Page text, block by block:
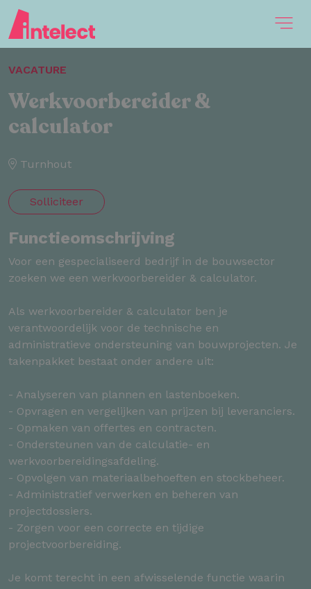
VACATURE
Werkvoorbereider &
calculator
Turnhout
Solliciteer
Functieomschrijving
Voor een gespecialiseerd bedrijf in de bouwsector
zoeken we een werkvoorbereider & calculator.
Als werkvoorbereider & calculator ben je
verantwoordelijk voor de technische en
administratieve ondersteuning van bouwprojecten. Je
takenpakket bestaat onder andere uit:
- Analyseren van plannen en lastenboeken.
- Opvragen en vergelijken van prijzen bij leveranciers.
- Opmaken van offertes en contracten.
- Ondersteunen van de calculatie- en
werkvoorbereidingsafdeling.
- Opvolgen van materiaalbehoeften en stockbeheer.
- Administratief verwerken en beheren van
projectdossiers.
- Zorgen voor een correcte en tijdige
projectvoorbereiding.
Je komt terecht in een afwisselende functie waarin